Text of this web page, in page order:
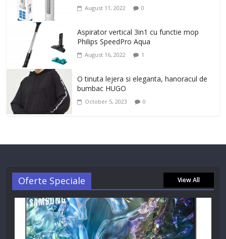
August 11, 2022 0
Aspirator vertical 3in1 cu functie mop
Philips SpeedPro Aqua
August 16, 2022 1
O tinuta lejera si eleganta, hanoracul de
bumbac HUGO
October 5, 2023 0
Oferte Speciale View All